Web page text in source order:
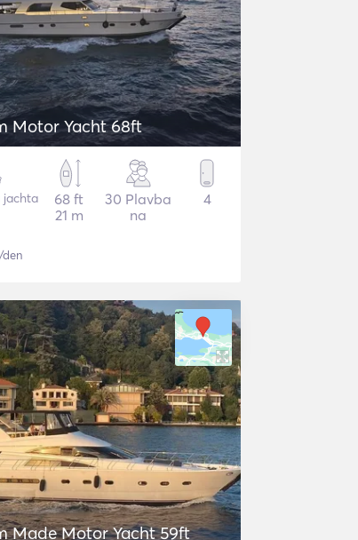
Motor Yacht 68ft
jachta
68 ft
21 m
30 Plavba
na
4
Made Motor Yacht 59ft